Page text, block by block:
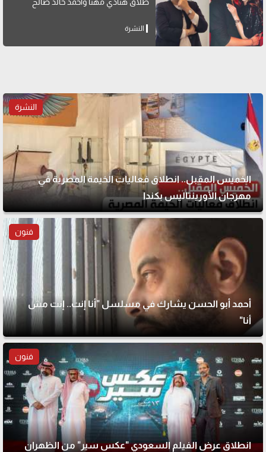
النشرة
النشرة
الخميس المقبل.. انطلاق فعاليات الخيمة المصرية في
مهرجان الأورينتاليس بكندا
فنون
أحمد أبو الحسن يشارك في مسلسل "أنا إنت.. إنت مش
أنا"
فنون
انطلاق عرض الفيلم السعودي "عكس سير" من الظهران